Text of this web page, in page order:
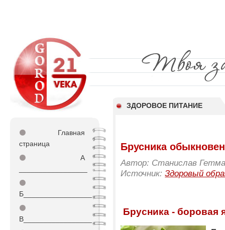
ЗДОРОВОЕ ПИТАНИЕ
⚫
Главная
страница
⚫
А
⚫
Б_________________
⚫
В_________________
Брусника
Автор: Станислав
Источник:Здоровый
Брусника - боровая